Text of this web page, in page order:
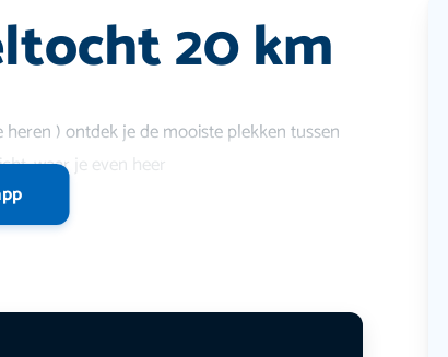
20 km
) ontdek je de mooiste plekken tussen
waar je even heer